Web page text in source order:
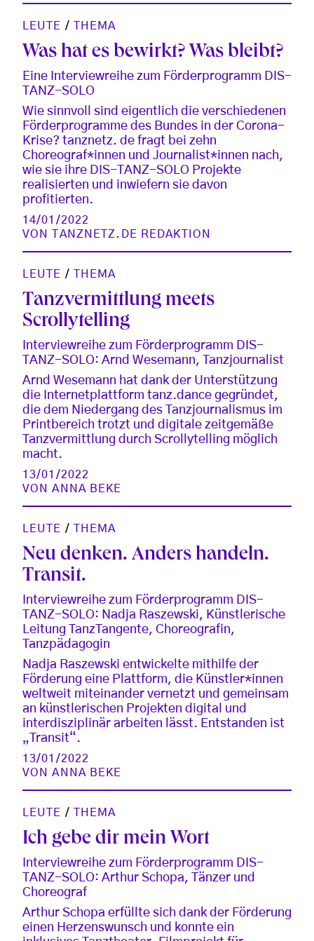
LEUTE / THEMA
Was hat es bewirkt? Was bleibt?
Eine Interviewreihe zum Förderprogramm DIS-
TANZ-SOLO
Wie sinnvoll sind eigentlich die verschiedenen
Förderprogramme des Bundes in der Corona-
Krise? tanznetz. de fragt bei zehn
Choreograf*innen und Journalist*innen nach,
wie sie ihre DIS-TANZ-SOLO Projekte
realisierten und inwiefern sie davon
profitierten.
14/01/2022
VON
TANZNETZ.DE REDAKTION
LEUTE / THEMA
Tanzvermittlung meets
Scrollytelling
Interviewreihe zum Förderprogramm DIS-
TANZ-SOLO: Arnd Wesemann, Tanzjournalist
Arnd Wesemann hat dank der Unterstützung
die Internetplattform tanz.dance gegründet,
die dem Niedergang des Tanzjournalismus im
Printbereich trotzt und digitale zeitgemäße
Tanzvermittlung durch Scrollytelling möglich
macht.
13/01/2022
VONANNA BEKE
LEUTE / THEMA
Neu denken. Anders handeln.
Transit.
Interviewreihe zum Förderprogramm DIS-
TANZ-SOLO: Nadja Raszewski, Künstlerische
Leitung TanzTangente, Choreografin,
Tanzpädagogin
Nadja Raszewski entwickelte mithilfe der
Förderung eine Plattform, die Künstler*innen
weltweit miteinander vernetzt und gemeinsam
an künstlerischen Projekten digital und
interdisziplinär arbeiten lässt. Entstanden ist
„Transit“.
13/01/2022
VONANNA BEKE
LEUTE / THEMA
Ich gebe dir mein Wort
Interviewreihe zum Förderprogramm DIS-
TANZ-SOLO: Arthur Schopa, Tänzer und
Choreograf
Arthur Schopa erfüllte sich dank der Förderung
einen Herzenswunsch und konnte ein